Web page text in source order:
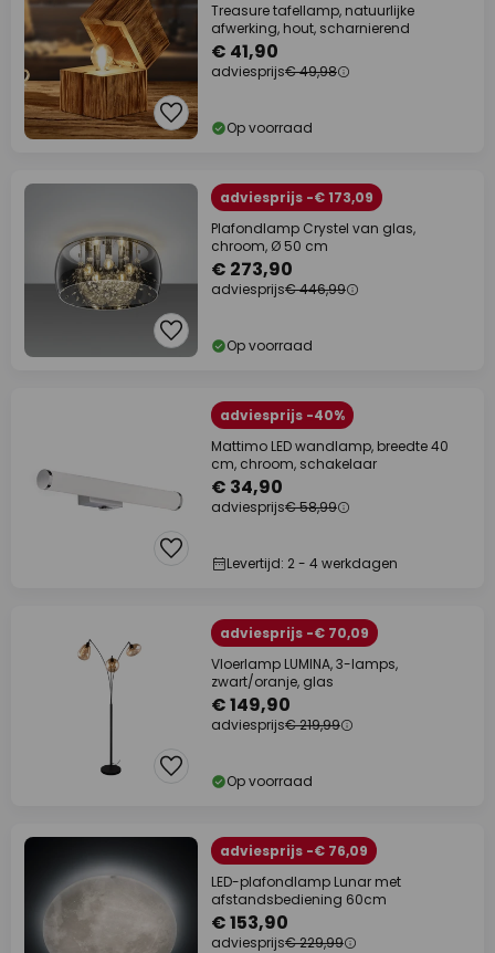
Treasure tafellamp, natuurlijke
afwerking, hout, scharnierend
€ 41,90
adviesprijs€ 49,98
Op voorraad
adviesprijs -€ 173,09
Plafondlamp Crystel van glas,
chroom, Ø 50 cm
€ 273,90
adviesprijs€ 446,99
Op voorraad
adviesprijs -40%
Mattimo LED wandlamp, breedte 40
cm, chroom, schakelaar
€ 34,90
adviesprijs€ 58,99
Levertijd: 2 - 4 werkdagen
adviesprijs -€ 70,09
Vloerlamp LUMINA, 3-lamps,
zwart/oranje, glas
€ 149,90
adviesprijs€ 219,99
Op voorraad
adviesprijs -€ 76,09
LED-plafondlamp Lunar met
afstandsbediening 60cm
€ 153,90
adviesprijs€ 229,99